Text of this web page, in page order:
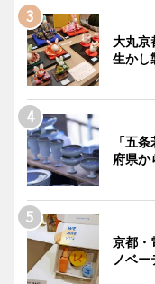
大丸京
生かし
「五
府県か
京都・
ノベ